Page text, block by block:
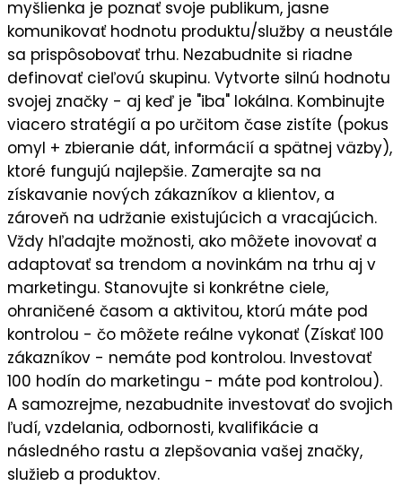
myšlienka je poznať svoje publikum, jasne
komunikovať hodnotu produktu/služby a neustále
sa prispôsobovať trhu. Nezabudnite si riadne
definovať cieľovú skupinu. Vytvorte silnú hodnotu
svojej značky - aj keď je "iba" lokálna. Kombinujte
viacero stratégií a po určitom čase zistíte (pokus
omyl + zbieranie dát, informácií a spätnej väzby),
ktoré fungujú najlepšie. Zamerajte sa na
získavanie nových zákazníkov a klientov, a
zároveň na udržanie existujúcich a vracajúcich.
Vždy hľadajte možnosti, ako môžete inovovať a
adaptovať sa trendom a novinkám na trhu aj v
marketingu. Stanovujte si konkrétne ciele,
ohraničené časom a aktivitou, ktorú máte pod
kontrolou - čo môžete reálne vykonať (Získať 100
zákazníkov - nemáte pod kontrolou. Investovať
100 hodín do marketingu - máte pod kontrolou).
A samozrejme, nezabudnite investovať do svojich
ľudí, vzdelania, odbornosti, kvalifikácie a
následného rastu a zlepšovania vašej značky,
služieb a produktov.